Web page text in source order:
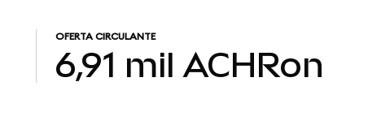
OFERTA CIRCULANTE
6,91 mil ACHRon